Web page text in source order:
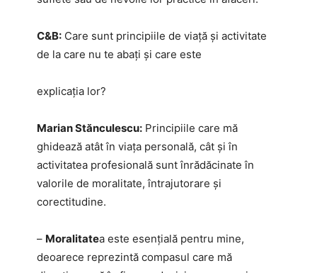
C&B: Care sunt principiile de viață și activitate
de la care nu te abați și care este
explicația lor?
Marian Stănculescu: Principiile care mă
ghidează atât în viața personală, cât și în
activitatea profesională sunt înrădăcinate în
valorile de moralitate, întrajutorare și
corectitudine.
– Moralitatea este esențială pentru mine,
deoarece reprezintă compasul care mă